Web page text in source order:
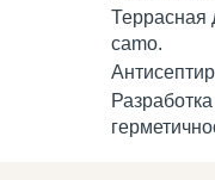
Террасная
camo.